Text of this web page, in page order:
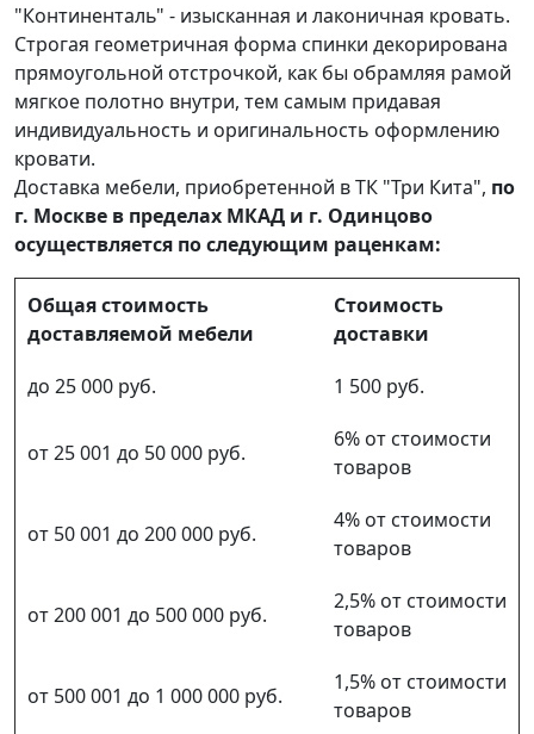
"Континенталь" - изысканная и лаконичная кровать.
Строгая геометричная форма спинки декорирована
прямоугольной отстрочкой, как бы обрамляя рамой
мягкое полотно внутри, тем самым придавая
индивидуальность и оригинальность оформлению
кровати.
Доставка мебели, приобретенной в ТК "Три Кита", по
г. Москве в пределах МКАД и г. Одинцово
осуществляется по следующим раценкам:
Общая стоимость
доставляемой мебели
Стоимость
доставки
до 25 000 руб.
1 500 руб.
от 25 001 до 50 000 руб.
6% от стоимости
товаров
от 50 001 до 200 000 руб.
4% от стоимости
товаров
от 200 001 до 500 000 руб.
2,5% от стоимости
товаров
от 500 001 до 1 000 000 руб.
1,5% от стоимости
товаров